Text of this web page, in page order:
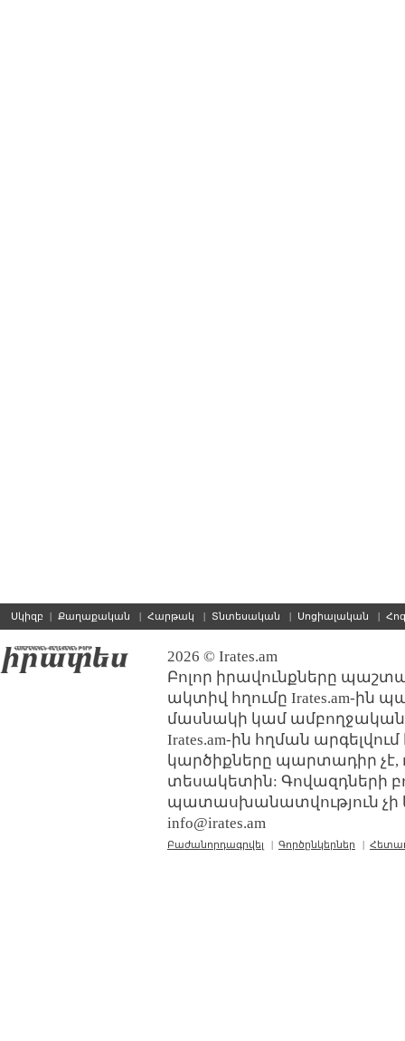
Սկիզբ | Քաղաքական | Հարթակ | Տնտեսական | Սոցիալական |
2026 © Irates.am
Բոլոր իրավունքները
ակտիվ հղումը Irates.am-ին
մասնակի կամ ամբողջական
Irates.am-ին հղման
կարծիքները պարտադիր չէ,
տեսակետին: Գովազդների
պատասխանատվություն չի
info@irates.am
Բաժանորդագրվել | Գործընկերներ |